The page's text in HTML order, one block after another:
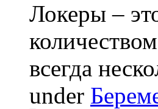
Локеры –
всегда
under